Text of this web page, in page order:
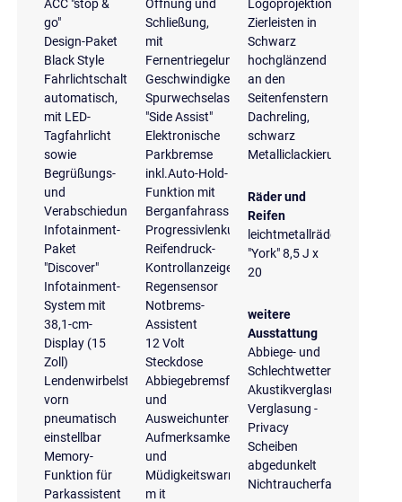
ACC "stop &
go"
Design-Paket
Black Style
Fahrlichtschaltung
automatisch,
mit LED-
Tagfahrlicht
sowie
Begrüßungs-
und
Verabschiedungslicht
Infotainment-
Paket
"Discover"
Infotainment-
System mit
38,1-cm-
Display (15
Zoll)
Lendenwirbelstützen
vorn
pneumatisch
einstellbar
Memory-
Funktion für
Parkassistent
Öffnung und
Schließung,
mit
Fernentriegelung
Geschwindigkeitsregelanlage
Spurwechselassistent
"Side Assist"
Elektronische
Parkbremse
inkl.Auto-Hold-
Funktion mit
Berganfahrassistent
Progressivlenkung
Reifendruck-
Kontrollanzeige
Regensensor
Notbrems-
Assistent
12 Volt
Steckdose
Abbiegebremsfunktion
und
Ausweichunterstützung
Aufmerksamkeits-
und
Müdigkeitswarnung
m it
Logoprojektion
Zierleisten in
Schwarz
hochglänzend
an den
Seitenfenstern
Dachreling,
schwarz
Metalliclackierung
Räder und
Reifen
leichtmetallräder
"York" 8,5 J x
20
weitere
Ausstattung
Abbiege- und
Schlechtwetterlicht
Akustikverglasung
Verglasung -
Privacy
Scheiben
abgedunkelt
Nichtraucherfahrzeug